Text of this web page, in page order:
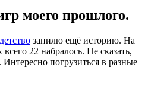
моего прошлого.
запилю ещё историю. На
22 набралось. Не сказать,
погрузиться в разные